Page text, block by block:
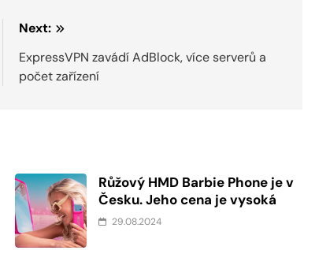
Next:
ExpressVPN zavádí AdBlock, více serverů a
počet zařízení
Růžový HMD Barbie Phone je v
Česku. Jeho cena je vysoká
29.08.2024